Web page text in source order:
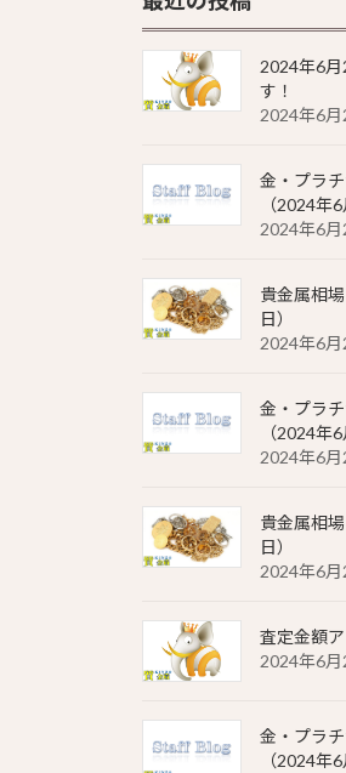
2024年6
す！
2024年6月
金・プラ
（2024年6
2024年6月
貴金属相
日）
2024年6月
金・プラ
（2024年6
2024年6月
貴金属相
日）
2024年6月
査定金額
2024年6月
金・プラ
（2024年6